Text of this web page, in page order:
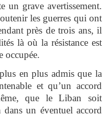
un grave avertissement.
les guerres qui ont
près de trois ans, il
là où la résistance est
occupée.
en plus admis que la
et qu’un accord
que le Liban soit
un éventuel accord